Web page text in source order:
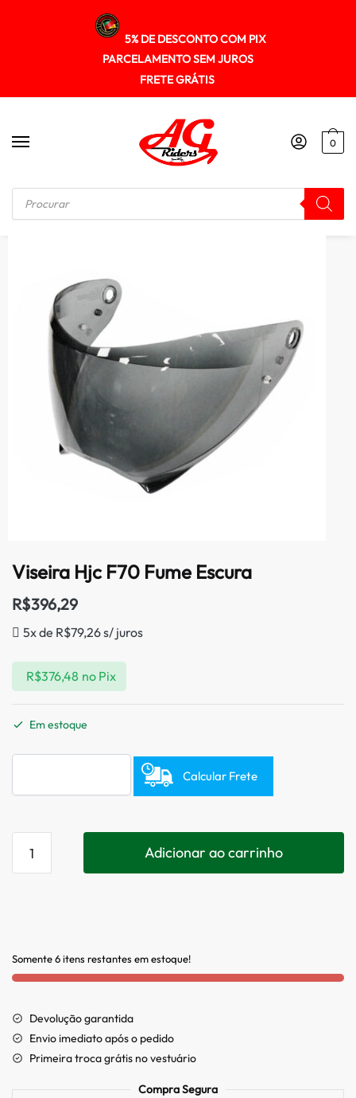
5% DE DESCONTO COM PIX
PARCELAMENTO SEM JUROS
FRETE GRÁTIS
0
Início / CAPACETES
Viseira Hjc F70 Fume Escura
R$396,29
5x de R$79,26s/ juros
R$376,48 no Pix
Em estoque
Calcular Frete
Adicionar ao carrinho
Somente 6 itens restantes em estoque!
Devolução garantida
Envio imediato após o pedido
Primeira troca grátis no vestuário
Compra Segura